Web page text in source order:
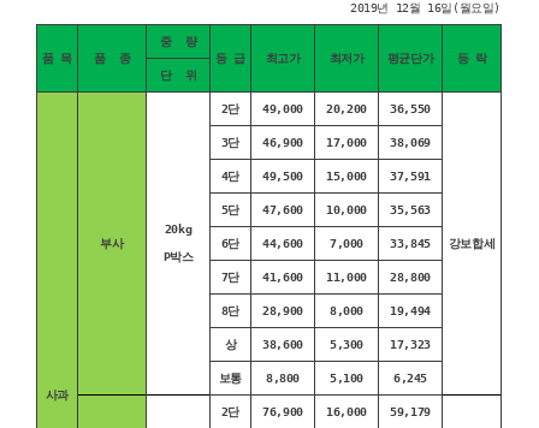
2019년 12월 16일(월요일)
품 목 품 종
중 량
등 급
최고가 최저가 평균단가
등 락
단 위
사과
부사
20kg
P박스
2단 49,000 20,200 36,550
강보합세
3단 46,900 17,000 38,069
4단 49,500 15,000 37,591
5단 47,600 10,000 35,563
6단 44,600 7,000 33,845
7단 41,600 11,000 28,800
8단 28,900 8,000 19,494
상 38,600 5,300 17,323
보통 8,800 5,100 6,245
2단 76,900 16,000 59,179